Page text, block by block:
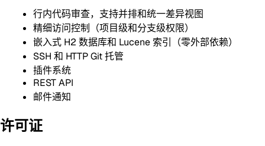
行内代码审查，支持并排和统一差异视图
精细访问控制（项目级和分支级权限）
嵌入式 H2 数据库和 Lucene 索引（零外部依赖）
SSH 和 HTTP Git 托管
插件系统
REST API
邮件通知
许可证